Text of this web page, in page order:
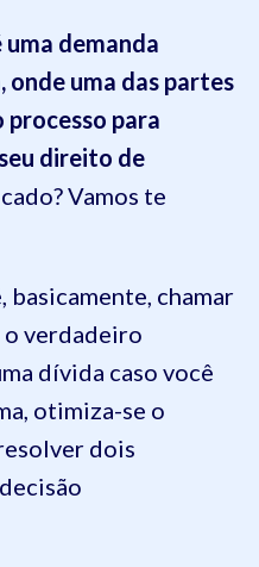
demanda
uma das partes
processo para
direito de
Vamos te
basicamente, chamar
o verdadeiro
dívida caso você
otimiza-se o
dois